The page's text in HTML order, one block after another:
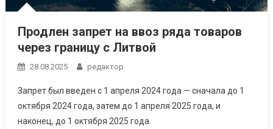
Продлен запрет на ввоз ряда товаров
через границу с Литвой
28.08.2025 редактор
Запрет был введен с 1 апреля 2024 года — сначала до 1
октября 2024 года, затем до 1 апреля 2025 года, и
наконец, до 1 октября 2025 года.